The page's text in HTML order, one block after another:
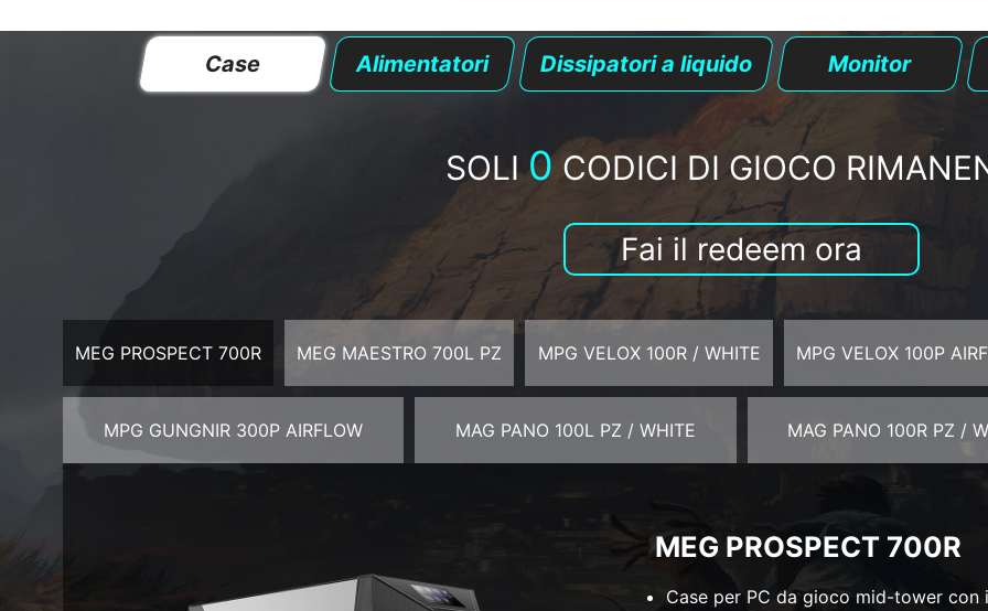
Case Alimentatori Dissipatori a liquido Monitor
SOLI0CODICI DI GIOCO
Fai il redeem ora
MEG PROSPECT 700R MEG MAESTRO 700L PZ MPG VELOX 100R / WHITE MPG VELOX 100P
MPG GUNGNIR 300P AIRFLOW MAG PANO 100L PZ / WHITE MAG PANO 100R PZ /
MEG PROSPECT 700R
Case per PC da gioco mid-tower con